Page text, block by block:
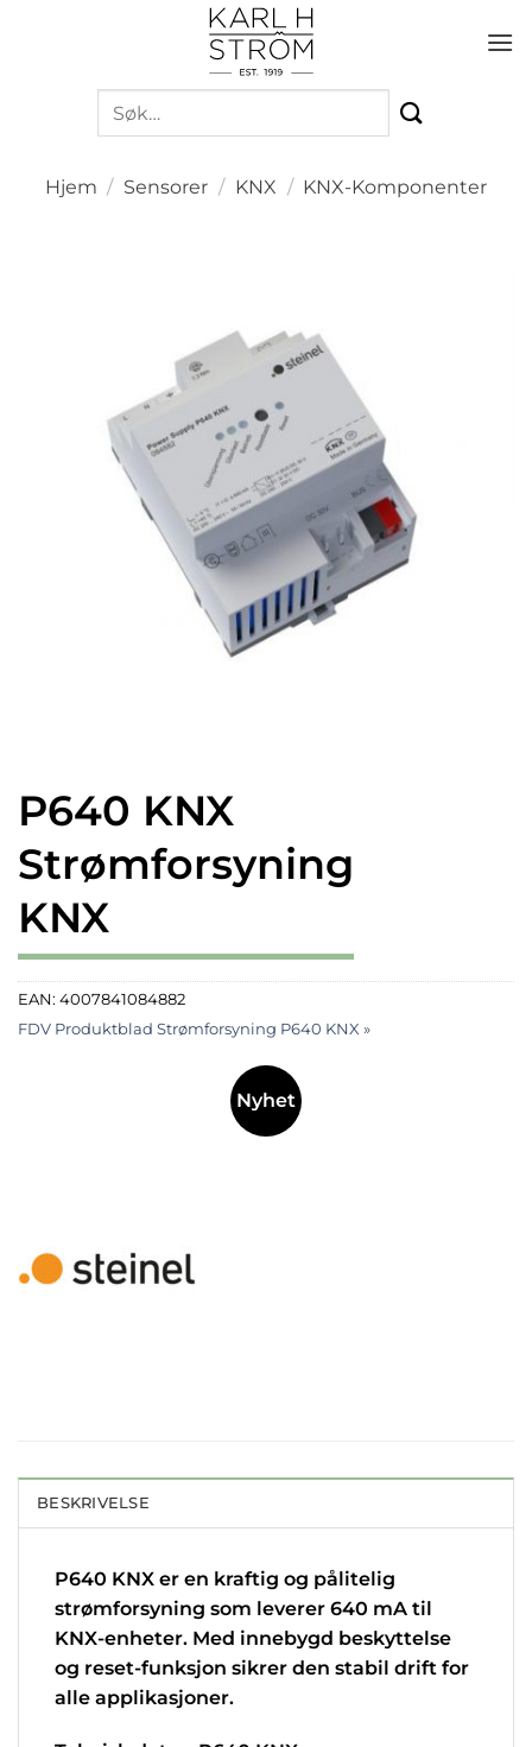
Søk
etter:
Hjem / Sensorer / KNX / KNX-Komponenter
P640 KNX
Strømforsyning
KNX
EAN: 4007841084882
FDV Produktblad Strømforsyning P640 KNX »
Nyhet
BESKRIVELSE
P640 KNX er en kraftig og pålitelig
strømforsyning som leverer 640 mA til
KNX-enheter. Med innebygd beskyttelse
og reset-funksjon sikrer den stabil drift for
alle applikasjoner.